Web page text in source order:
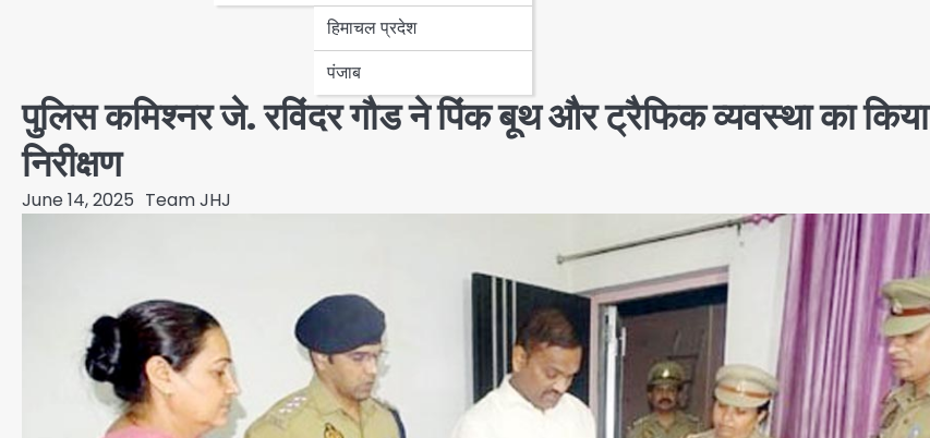
हिमाचल प्रदेश
पंजाब
पुलिस कमिश्नर जे. रविंदर गौड ने पिंक बूथ और ट्रैफिक व्यवस्था का किया
निरीक्षण
June 14, 2025 Team JHJ